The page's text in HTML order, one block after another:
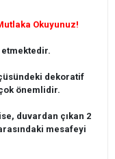
Okuyunuz!
etmektedir.
dekoratif
önemlidir.
duvardan çıkan 2
mesafeyi